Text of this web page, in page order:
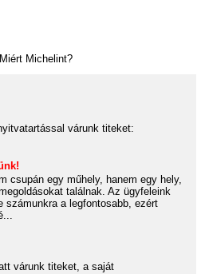
várunk titeket:
csupán egy műhely, hanem egy hely,
találnak. Az ügyfeleink
számunkra a legfontosabb, ezért
várunk titeket, a saját